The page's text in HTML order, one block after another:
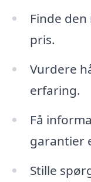
Finde
pris.
Vurdere
erfaring.
Få
garantier
Stille